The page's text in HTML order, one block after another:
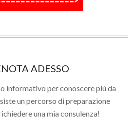
ADESSO
informativo per conoscere più da
un percorso di preparazione
una mia consulenza!